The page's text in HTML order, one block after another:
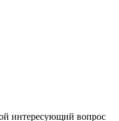
интересующий вопрос